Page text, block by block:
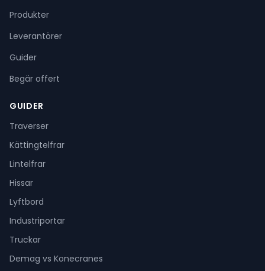
Produkter
Leverantörer
Guider
Begär offert
GUIDER
Traverser
Kättingtelfrar
Lintelfrar
Hissar
Lyftbord
Industriportar
Truckar
Demag vs Konecranes